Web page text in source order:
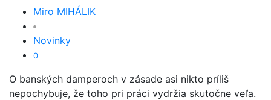
Miro MIHÁLIK
Novinky
0
O banských damperoch v zásade asi nikto príliš
nepochybuje, že toho pri práci vydržia skutočne veľa.